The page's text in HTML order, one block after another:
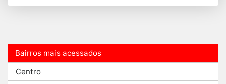
Bairros mais acessados
Centro